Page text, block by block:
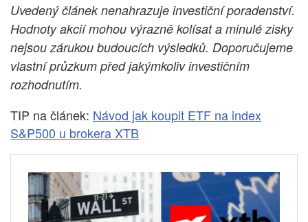
Uvedený článek nenahrazuje investiční poradenství.
Hodnoty akcií mohou výrazně kolísat a minulé zisky
nejsou zárukou budoucích výsledků. Doporučujeme
vlastní průzkum před jakýmkoliv investičním
rozhodnutím.
TIP na článek: Návod jak koupit ETF na index
S&P500 u brokera XTB